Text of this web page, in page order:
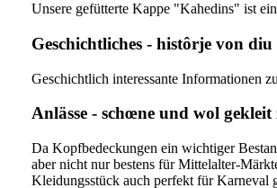
Unsere gefütterte Kappe "Kahedins" ist
Geschichtliches - histôrje von
Geschichtlich interessante Informationen
Anlässe - schœne und wol gekleit
Da Kopfbedeckungen ein wichtiger
aber nicht nur bestens für Mittelalter-
Kleidungsstück auch perfekt für Karneval